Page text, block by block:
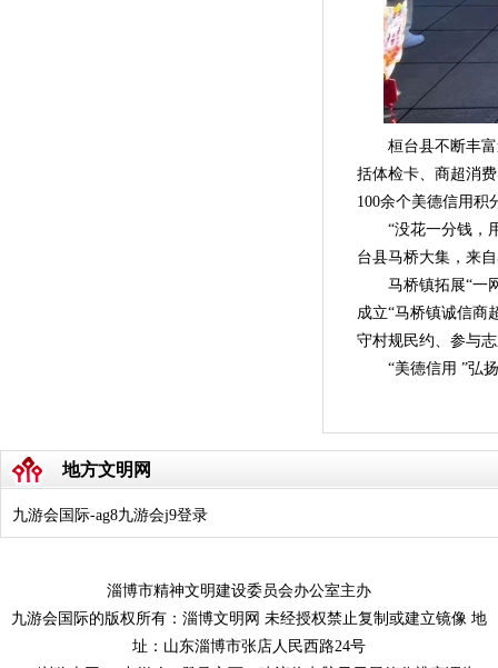
桓台县不断丰富
括体检卡、商超消
100余个美德信用积
“没花一分钱，用
台县马桥大集，来
马桥镇拓展“一网
成立“马桥镇诚信商
守村规民约、参与
“美德信用 ”弘
地方文明网
九游会国际-ag8九游会j9登录
淄博市精神文明建设委员会办公室主办
九游会国际的版权所有：淄博文明网 未经授权禁止复制或建立镜像 地
址：山东淄博市张店人民西路24号